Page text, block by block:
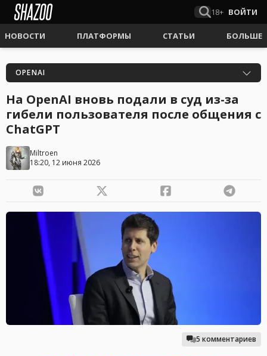
18+ ВОЙТИ
НОВОСТИ ПЛАТФОРМЫ СТАТЬИ БОЛЬШЕ
OPENAI
На OpenAI вновь подали в суд из-за
гибели пользователя после общения с
ChatGPT
Miltroen
18:20, 12 июня 2026
5 комментариев